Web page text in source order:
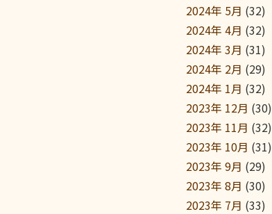
2024年 5月 (32)
2024年 4月 (32)
2024年 3月 (31)
2024年 2月 (29)
2024年 1月 (32)
2023年 12月 (30)
2023年 11月 (32)
2023年 10月 (31)
2023年 9月 (29)
2023年 8月 (30)
2023年 7月 (33)